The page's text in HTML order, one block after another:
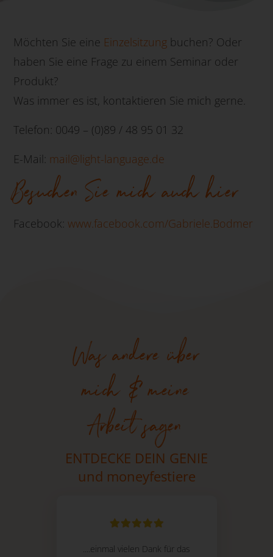
Möchten Sie eine Einzelsitzung buchen? Oder
haben Sie eine Frage zu einem Seminar oder
Produkt?
Was immer es ist, kontaktieren Sie mich gerne.
Telefon: 0049 – (0)89 / 48 95 01 32
E-Mail: mail@light-language.de
Besuchen Sie mich auch hier
Facebook: www.facebook.com/Gabriele.Bodmer
Was andere über
mich & meine
Arbeit sagen
ENTDECKE DEIN GENIE
und moneyfestiere
....einmal vielen Dank für das